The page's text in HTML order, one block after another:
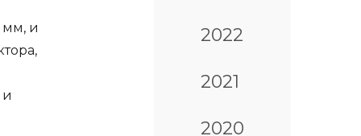
мм, и
2022
2021
2020